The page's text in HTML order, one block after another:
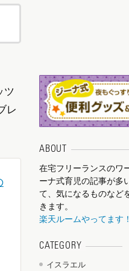
ツ
レ
ABOUT
在宅フリーランスのワ
ーナ式育児の記事が多
て、気になるものなど
きます。
楽天ルームやってます！
CATEGORY
イスラエル